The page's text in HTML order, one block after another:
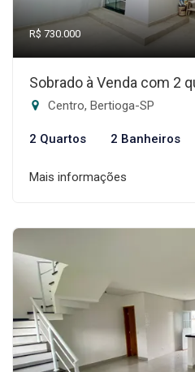
R$ 730.000
Sobrado à Venda com 2
Centro, Bertioga-SP
2 Quartos 2 Banheiros
Mais informações